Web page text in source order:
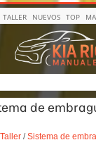
TALLER NUEVOS TOP
de
/Sistema de